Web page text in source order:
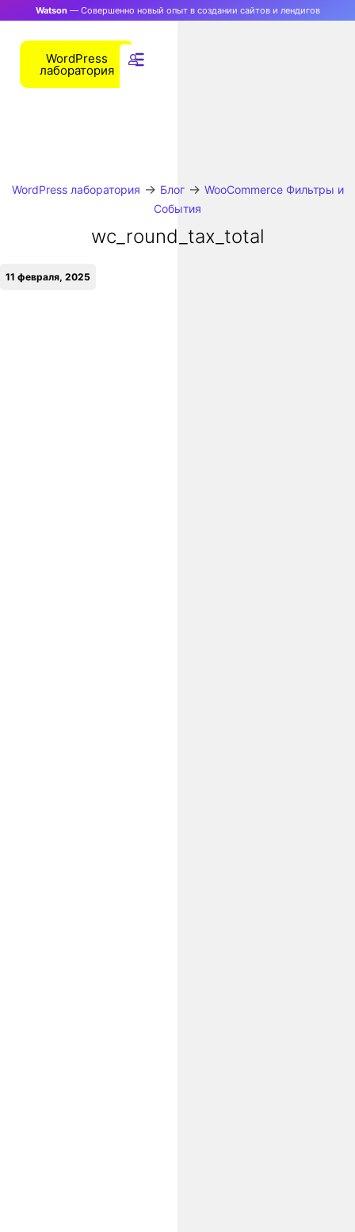
Watson— Совершенно новый опыт в создании сайтов и лендигов
WordPress
лаборатория
WordPress лаборатория → Блог→ WooCommerce Фильтры и
События
wc_round_tax_total
11 февраля, 2025